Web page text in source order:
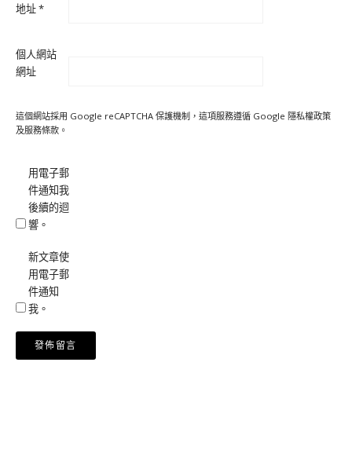
地址*
個人網站
網址
這個網站採用 Google reCAPTCHA 保護機制，這項服務遵循 Google 隱私權政策
及服務條款 。
用電子郵
件通知我
後續的迴
響。
新文章使
用電子郵
件通知
我。